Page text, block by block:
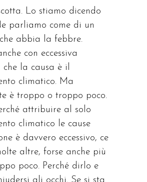
Lo stiamo dicendo
parliamo come di un
abbia la febbre.
con eccessiva
che la causa è il
climatico. Ma
è troppo o troppo poco.
attribuire al solo
climatico le cause
è davvero eccessivo, ce
altre, forse anche più
poco. Perché dirlo e